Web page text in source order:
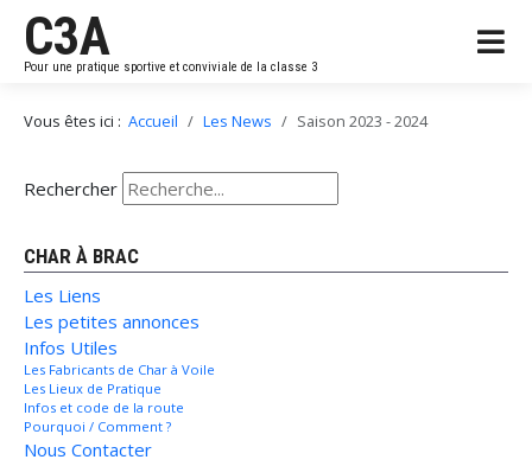
C3A
Pour une pratique sportive et conviviale de la classe 3
Vous êtes ici : Accueil Les News Saison 2023 - 2024
Rechercher
CHAR À BRAC
Les Liens
Les petites annonces
Infos Utiles
Les Fabricants de Char à Voile
Les Lieux de Pratique
Infos et code de la route
Pourquoi / Comment ?
Nous Contacter